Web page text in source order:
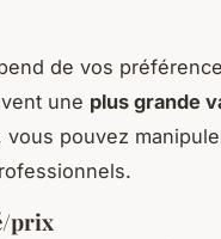
de vos
une plus grande
vous pouvez
prix